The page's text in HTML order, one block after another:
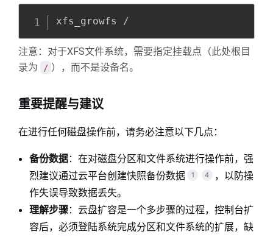
xfs_growfs /
注意：对于XFS文件系统，需要指定挂载点（此处根目
录为
/ ），而不是设备名。
重要提醒与建议
在进行任何磁盘操作前，请务必注意以下几点：
备份数据：在对磁盘分区和文件系统进行操作前，强
烈建议通过云平台创建快照备份数据
1 4
，以防操
作失误导致数据丢失。
理解步骤：云盘扩容是一个多步骤的过程，控制台扩
容后，必须登陆系统完成分区和文件系统的扩展，缺